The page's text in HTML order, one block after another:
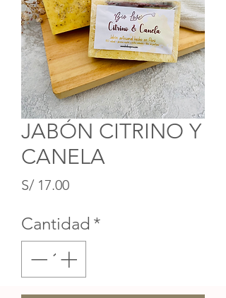
JABÓN CITRINO Y
CANELA
S/ 17.00Precio
Cantidad *